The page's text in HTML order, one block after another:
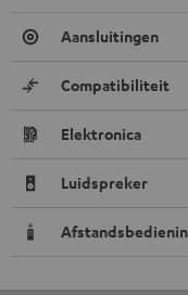
Aansluitingen
Compatibiliteit
Elektronica
Luidspreker